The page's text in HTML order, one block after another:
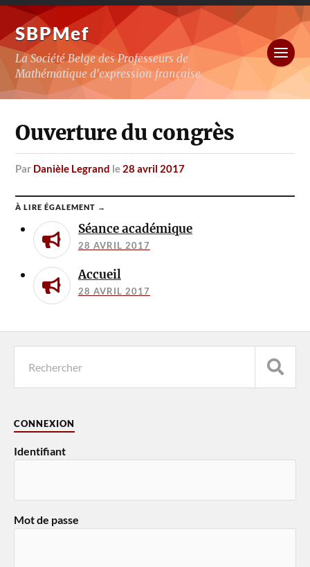
SBPMef
La Société Belge des Professeurs de
Mathématique d'expression française
Ouverture du congrès
par Danièle Legrand le 28 avril 2017
À LIRE ÉGALEMENT →
Séance académique
28 AVRIL 2017
Accueil
28 AVRIL 2017
CONNEXION
Identifiant
Mot de passe